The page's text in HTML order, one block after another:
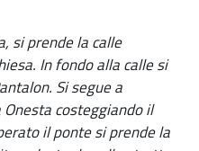
si prende la calle
In fondo alla calle si
Si segue a
costeggiando il
il ponte si prende la